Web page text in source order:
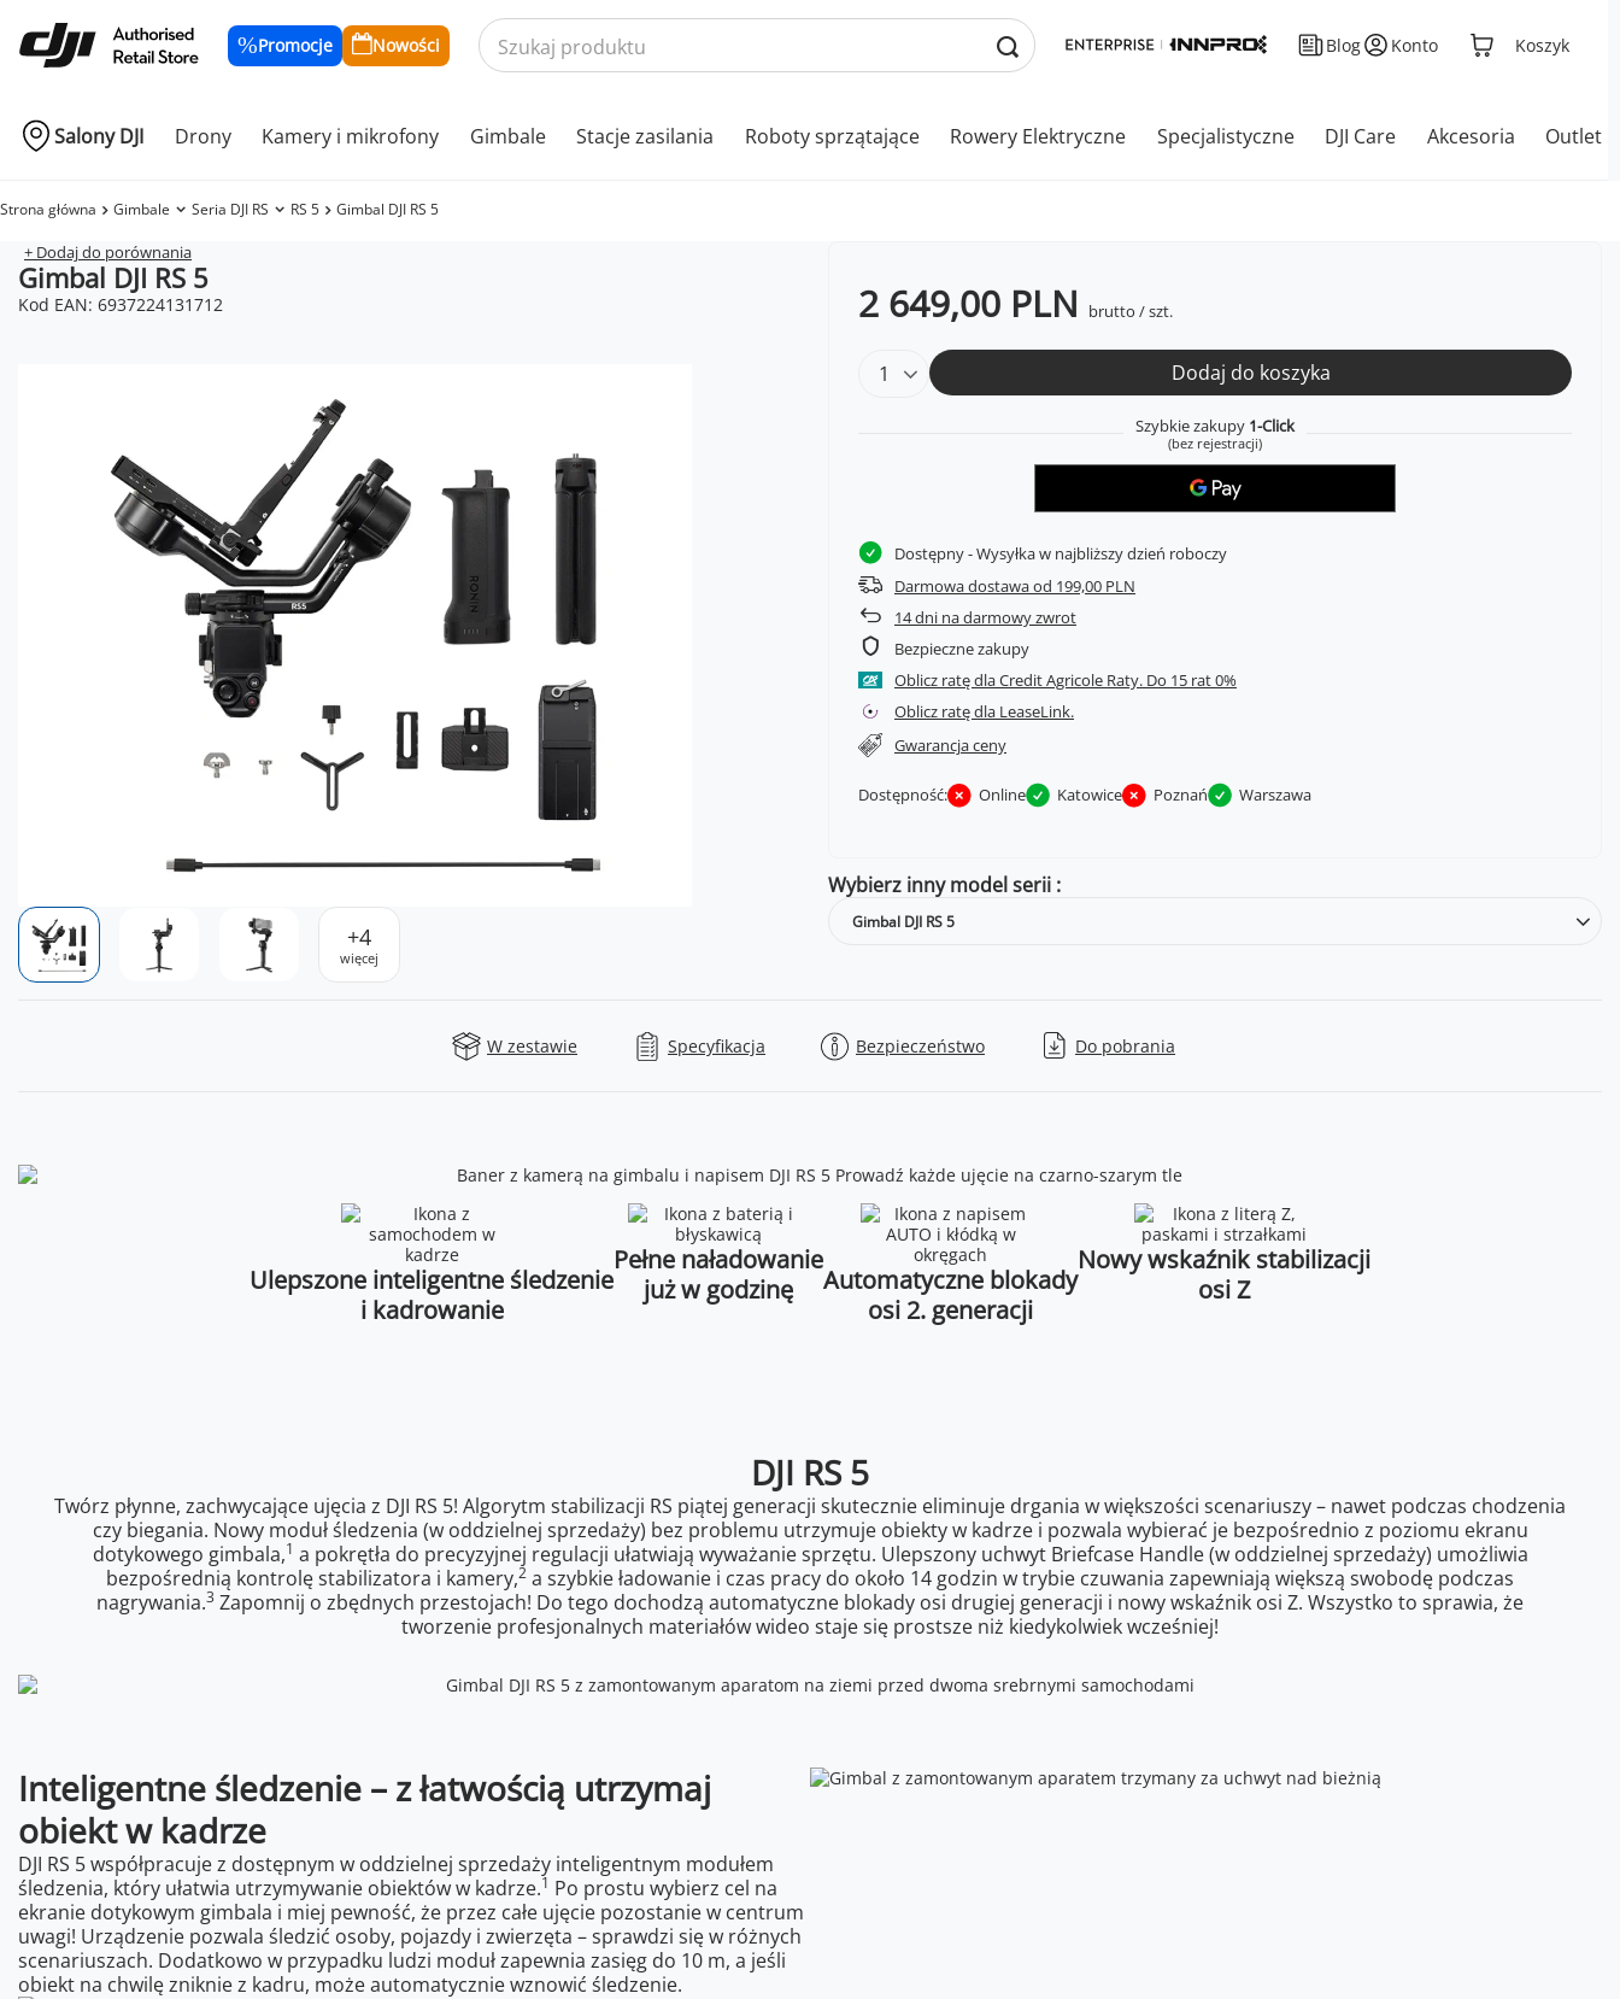
Promocje Nowości Blog Konto Koszyk
Salony DJI Drony Kamery i mikrofony Gimbale Stacje zasilania Roboty sprzątające Rowery Elektryczne Specjalistyczne DJI Care Akcesoria Outlet
Strona główna Gimbale Seria DJI RS RS 5 Gimbal DJI RS 5
+ Dodaj do porównania
Gimbal DJI RS 5
Kod EAN: 6937224131712
+4
więcej
Wybierz inny model serii
Gimbal DJI RS 5
2 649,00 PLN brutto /szt.
Dodaj do koszyka
Szybkie zakupy 1-Click
(bez rejestracji)
Dostępny- Wysyłka w najbliższy dzień roboczy
Darmowa dostawa od 199,00 PLN
14dni na darmowy zwrot
Bezpieczne zakupy
Oblicz ratę dla Credit Agricole Raty.
Oblicz ratę dla LeaseLink.
Gwarancja ceny
Dostępność: Online Katowice Poznań Warszawa
W zestawie Specyfikacja Bezpieczeństwo Do pobrania
Ulepszone inteligentne śledzenie
i kadrowanie
Pełne naładowanie
już w godzinę
Automatyczne blokady
osi 2. generacji
Nowy wskaźnik stabilizacji
osi Z
DJI RS 5
Twórz płynne, zachwycające ujęcia z DJI RS 5! Algorytm stabilizacji RS piątej generacji skutecznie eliminuje drgania w większości scenariuszy – nawet podczas chodzenia
czy biegania. Nowy moduł śledzenia (w oddzielnej sprzedaży) bez problemu utrzymuje obiekty w kadrze i pozwala wybierać je bezpośrednio z poziomu ekranu
dotykowego gimbala,1 a pokrętła do precyzyjnej regulacji ułatwiają wyważanie sprzętu. Ulepszony uchwyt Briefcase Handle (w oddzielnej sprzedaży) umożliwia
bezpośrednią kontrolę stabilizatora i kamery,2 a szybkie ładowanie i czas pracy do około 14 godzin w trybie czuwania zapewniają większą swobodę podczas
nagrywania.3 Zapomnij o zbędnych przestojach! Do tego dochodzą automatyczne blokady osi drugiej generacji i nowy wskaźnik osi Z. Wszystko to sprawia, że
tworzenie profesjonalnych materiałów wideo staje się prostsze niż kiedykolwiek wcześniej!
Inteligentne śledzenie – z łatwością utrzymaj
obiekt w kadrze
DJI RS 5 współpracuje z dostępnym w oddzielnej sprzedaży inteligentnym modułem
śledzenia, który ułatwia utrzymywanie obiektów w kadrze.1 Po prostu wybierz cel na
ekranie dotykowym gimbala i miej pewność, że przez całe ujęcie pozostanie w centrum
uwagi! Urządzenie pozwala śledzić osoby, pojazdy i zwierzęta – sprawdzi się w różnych
scenariuszach. Dodatkowo w przypadku ludzi moduł zapewnia zasięg do 10 m, a jeśli
obiekt na chwilę zniknie z kadru, może automatycznie wznowić śledzenie.